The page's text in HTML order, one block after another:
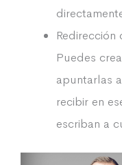
Puedes
apuntarlas
recibir en
escriban a